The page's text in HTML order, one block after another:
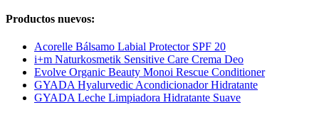
Productos nuevos:
Acorelle Bálsamo Labial Protector SPF 20
i+m Naturkosmetik Sensitive Care Crema Deo
Evolve Organic Beauty Monoi Rescue Conditioner
GYADA Hyalurvedic Acondicionador Hidratante
GYADA Leche Limpiadora Hidratante Suave